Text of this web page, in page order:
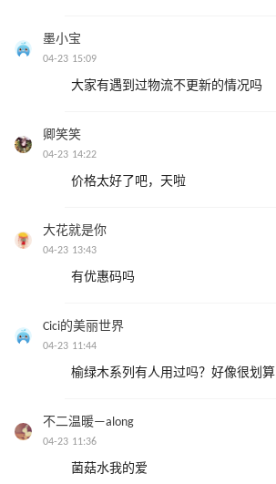
墨小宝
04-23 15:09
大家有遇到过物流不更新的情况吗
卿笑笑
04-23 14:22
价格太好了吧，天啦
大花就是你
04-23 13:43
有优惠码吗
Cici的美丽世界
04-23 11:44
榆绿木系列有人用过吗？好像很划算
不二温暖—along
04-23 11:36
菌菇水我的爱